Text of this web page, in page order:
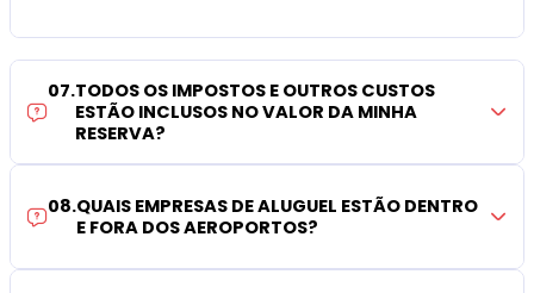
07.TODOS OS IMPOSTOS E OUTROS CUSTOS
ESTÃO INCLUSOS NO VALOR DA MINHA
RESERVA?
08.QUAIS EMPRESAS DE ALUGUEL ESTÃO DENTRO
E FORA DOS AEROPORTOS?